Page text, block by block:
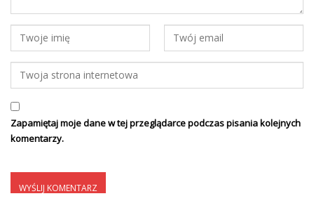
Zapamiętaj moje dane w tej przeglądarce podczas pisania kolejnych
komentarzy.